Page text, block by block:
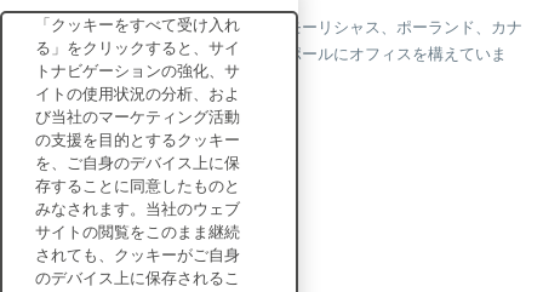
当社はフランス、米国、英国、香港、モーリシャス、ポーランド、カナ
ダ、ドイツ、日本、スペイン、シンガポールにオフィスを構えていま
す。
お問い合わせ
エンタープライズ向け
ソリューション
「クッキーをすべて受け入れ
る」をクリックすると、サイ
トナビゲーションの強化、サ
イトの使用状況の分析、およ
び当社のマーケティング活動
の支援を目的とするクッキー
を、ご自身のデバイス上に保
存することに同意したものと
みなされます。当社のウェブ
サイトの閲覧をこのまま継続
されても、クッキーがご自身
のデバイス上に保存されるこ